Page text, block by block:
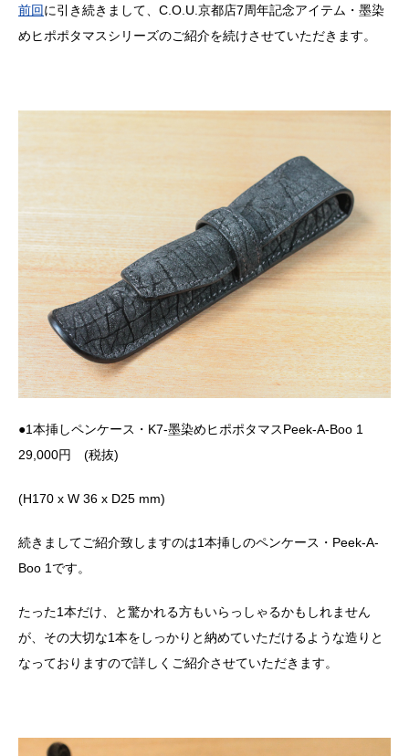
前回に引き続きまして、 C.O.U. 京都店7周年記念アイテム・墨染
めヒポポタマスシリーズのご紹介を続けさせていただきます。
●1本挿しペンケース・K7-墨染めヒポポタマスPeek-A-Boo 1
29,000円 (税抜)
(H170 x W 36 x D25 mm)
続きましてご紹介致しますのは1本挿しのペンケース・ Peek-A-
Boo 1 です。
たった1本だけ、と驚かれる方もいらっしゃるかもしれません
が、その大切な1本をしっかりと納めていただけるような造りと
なっておりますので詳しくご紹介させていただきます。